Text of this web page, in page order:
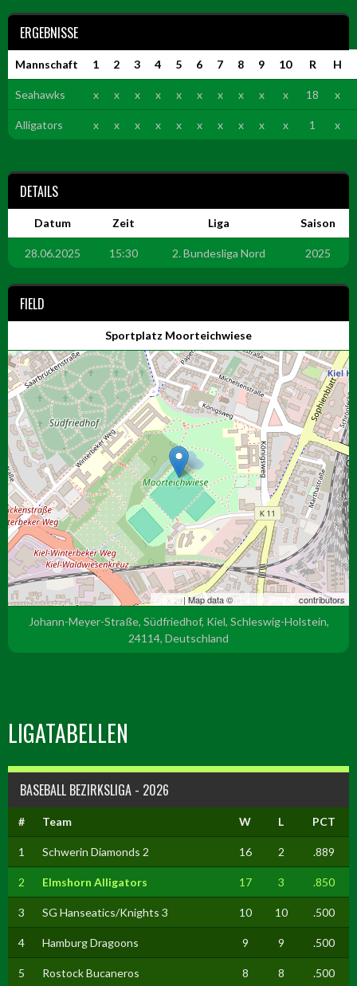
ERGEBNISSE
Mannschaft 1 2 3 4 5 6 7 8 9 10 R H
Seahawks x x x x x x x x x x 18 x
Alligators x x x x x x x x x x 1 x
DETAILS
Datum Zeit Liga Saison
28.06.2025 15:30 2. Bundesliga Nord 2025
FIELD
Sportplatz Moorteichwiese
Leaflet| Map data © OpenStreetMap contributors
Johann-Meyer-Straße, Südfriedhof, Kiel, Schleswig-Holstein,
24114, Deutschland
LIGATABELLEN
BASEBALL BEZIRKSLIGA - 2026
# Team W L PCT
1 Schwerin Diamonds 2 16 2 .889
2 Elmshorn Alligators 17 3 .850
3 SG Hanseatics/Knights 3 10 10 .500
4 Hamburg Dragoons 9 9 .500
5 Rostock Bucaneros 8 8 .500